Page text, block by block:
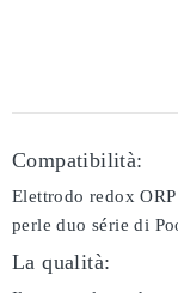
Compatibilità:
Elettrodo redox
perle duo série di
La qualità: